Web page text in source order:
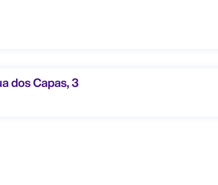
dos Capas, 3